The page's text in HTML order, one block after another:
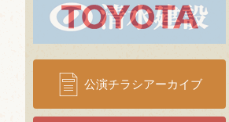
公演チラシアーカイブ